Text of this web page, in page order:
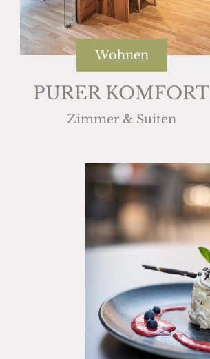
Wohnen
PURER KOMFORT
Zimmer & Suiten